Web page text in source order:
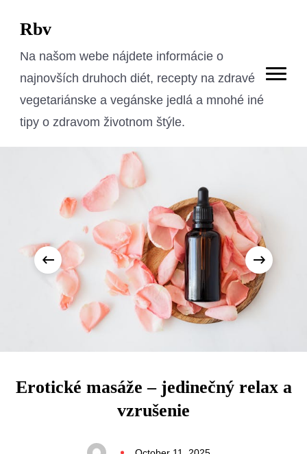
Rbv
Na našom webe nájdete informácie o
najnovších druhoch diét, recepty na zdravé
vegetariánske a vegánske jedlá a mnohé iné
tipy o zdravom životnom štýle.
Erotické masáže – jedinečný relax a
vzrušenie
‹ ›